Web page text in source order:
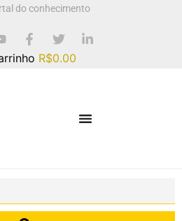
do conhecimento
R$0.00